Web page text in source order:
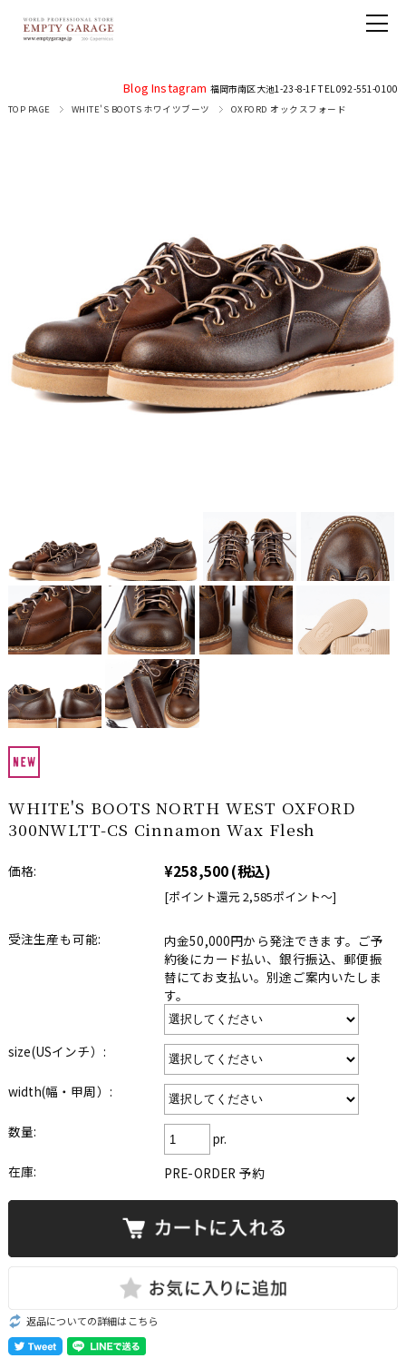
Blog Instagram 福岡市南区大池1-23-8-1F TEL 092-551-0100
TOP PAGE WHITE'S BOOTS ホワイツブーツ OXFORD オックスフォード
WHITE'S BOOTS NORTH WEST OXFORD
300NWLTT-CS Cinnamon Wax Flesh
価格: ¥258,500(税込)
[ポイント還元 2,585ポイント〜]
受注生産も可能:
内金50,000円から発注できます。ご予
約後にカード払い、銀行振込、郵便振
替にてお支払い。別途ご案内いたしま
す。
size(USインチ）:
width(幅・甲周）:
数量:
pr.
在庫:
PRE-ORDER 予約
返品についての詳細はこちら